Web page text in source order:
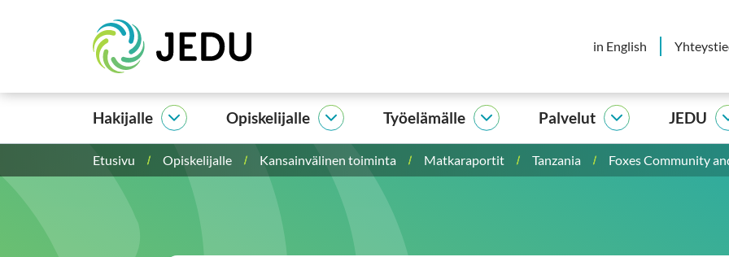
sisältöön
Etusivu
in English
Hakijalle
Hakijalle
alasivut
Opiskelijalle
Opiskelijalle
alasivut
Työelämälle
Työelämälle
alasivut
Palvelut
Palvelut
alasivut
JEDU
Etusivu Opiskelijalle Kansainvälinen toiminta Matkaraportit Tanzania Foxes Community